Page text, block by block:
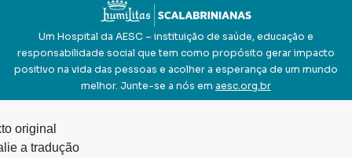
Um Hospital da AESC – instituição de saúde, educação e
responsabilidade social que tem como propósito gerar impacto
positivo na vida das pessoas e acolher a esperança de um mundo
melhor. Junte-se a nós em aesc.org.br
original
a tradução